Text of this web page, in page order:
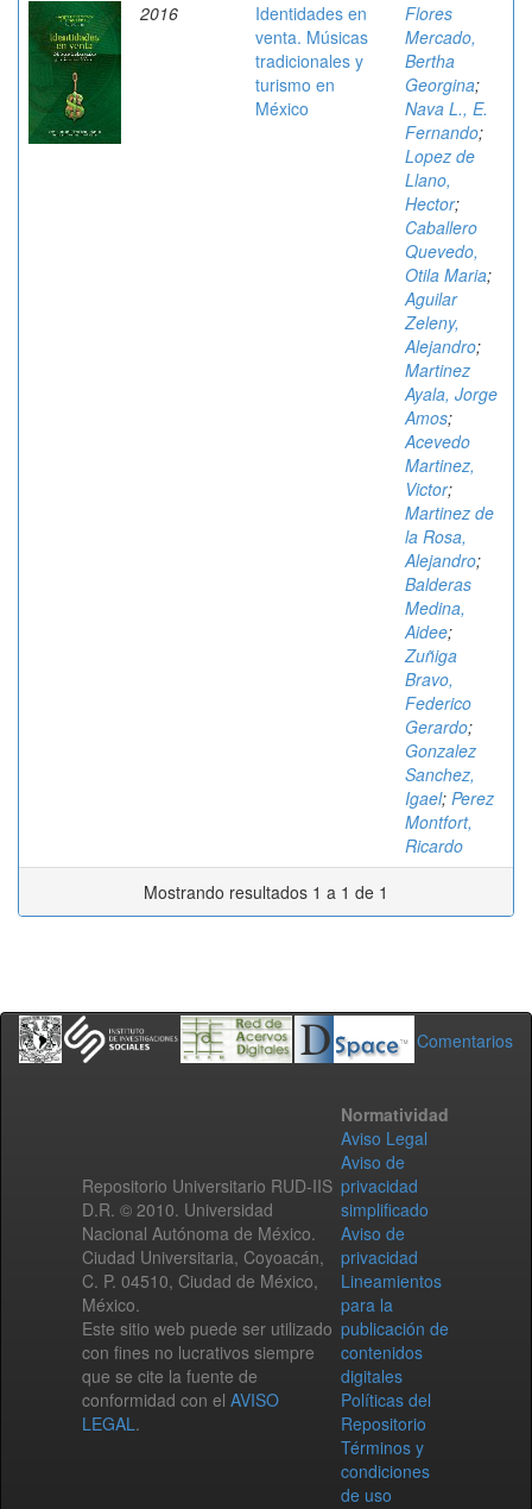
2016
Identidades en
venta. Músicas
tradicionales y
turismo en
México
Flores
Mercado,
Bertha
Georgina;
Nava L., E.
Fernando;
Lopez de
Llano,
Hector;
Caballero
Quevedo,
Otila Maria;
Aguilar
Zeleny,
Alejandro;
Martinez
Ayala, Jorge
Amos;
Acevedo
Martinez,
Victor;
Martinez de
la Rosa,
Alejandro;
Balderas
Medina,
Aidee;
Zuñiga
Bravo,
Federico
Gerardo;
Gonzalez
Sanchez,
Igael; Perez
Montfort,
Ricardo
Mostrando resultados 1 a 1 de 1
Comentarios
Repositorio Universitario RUD-IIS
D.R. © 2010. Universidad
Nacional Autónoma de México.
Ciudad Universitaria, Coyoacán,
C. P. 04510, Ciudad de México,
México.
Este sitio web puede ser utilizado
con fines no lucrativos siempre
que se cite la fuente de
conformidad con el AVISO
LEGAL.
Normatividad
Aviso Legal
Aviso de
privacidad
simplificado
Aviso de
privacidad
Lineamientos
para la
publicación de
contenidos
digitales
Políticas del
Repositorio
Términos y
condiciones
de uso